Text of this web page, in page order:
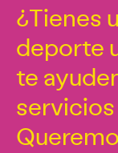
¿Tienes
deporte
te